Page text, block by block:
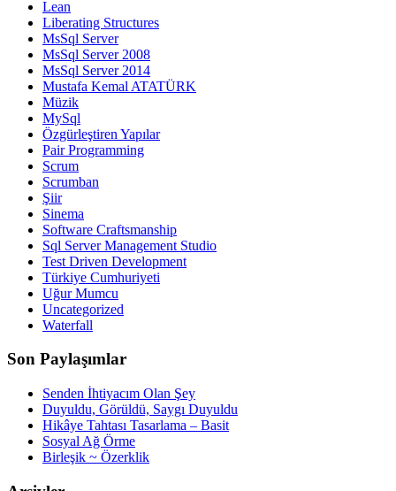
Lean
Liberating Structures
MsSql Server
MsSql Server 2008
MsSql Server 2014
Mustafa Kemal ATATÜRK
Müzik
MySql
Özgürleştiren Yapılar
Pair Programming
Scrum
Scrumban
Şiir
Sinema
Software Craftsmanship
Sql Server Management Studio
Test Driven Development
Türkiye Cumhuriyeti
Uğur Mumcu
Uncategorized
Waterfall
Son Paylaşımlar
Senden İhtiyacım Olan Şey
Duyuldu, Görüldü, Saygı Duyuldu
Hikâye Tahtası Tasarlama – Basit
Sosyal Ağ Örme
Birleşik ~ Özerklik